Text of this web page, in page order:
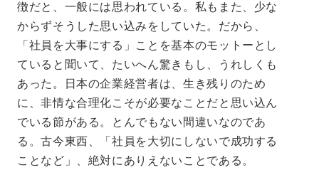
徴だと、一般には思われている。私もまた、少な
からずそうした思い込みをしていた。だから、
「社員を大事にする」ことを基本のモットーとし
ていると聞いて、たいへん驚きもし、うれしくも
あった。日本の企業経営者は、生き残りのため
に、非情な合理化こそが必要なことだと思い込ん
でいる節がある。とんでもない間違いなのであ
る。古今東西、「社員を大切にしないで成功する
ことなど」、絶対にありえないことである。